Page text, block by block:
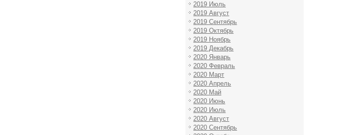
2019 Июль
2019 Август
2019 Сентябрь
2019 Октябрь
2019 Ноябрь
2019 Декабрь
2020 Январь
2020 Февраль
2020 Март
2020 Апрель
2020 Май
2020 Июнь
2020 Июль
2020 Август
2020 Сентябрь